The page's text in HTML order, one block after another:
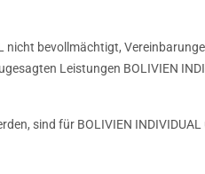
bevollmächtigt,
Leistungen BOLIVIEN
sind für BOLIVIEN